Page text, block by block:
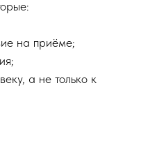
на приёме;
а не только к